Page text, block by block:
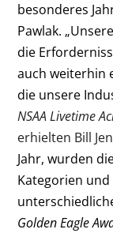
besonderes
Pawlak.
die
auch weiterhin
die unsere
NSAA Livetime
erhielten Bill
Jahr, wurden
Kategorien
Golden Eagle